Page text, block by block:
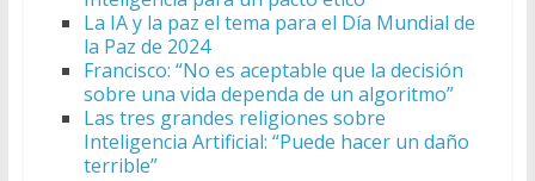
La IA y la paz el tema para el Día Mundial de
la Paz de 2024
Francisco: “No es aceptable que la decisión
sobre una vida dependa de un algoritmo”
Las tres grandes religiones sobre
Inteligencia Artificial: “Puede hacer un daño
terrible”